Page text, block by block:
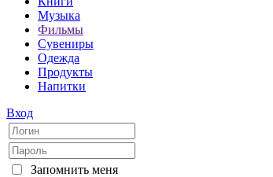
Музыка
Фильмы
Сувениры
Одежда
Продукты
Напитки
Вход
Запомнить меня